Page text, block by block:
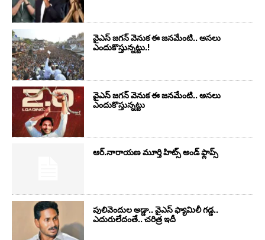
వైఎస్‌ జగన్‌ వెనుక ఈ జనమేంటి.. అసలు
ఎందుకొస్తున్నట్టు.!
వైఎస్‌ జగన్‌ వెనుక ఈ జనమేంటి.. అసలు
ఎందుకొస్తున్నట్టు
ఆర్‌.నారాయ‌ణ మూర్తి హిట్స్ అండ్ ఫ్లాప్స్‌
పులివెందుల అడ్డా.. వైఎస్ ఫ్యామిలీ గడ్డ..
ఎదురులేదంతే.. చరిత్ర ఇదీ